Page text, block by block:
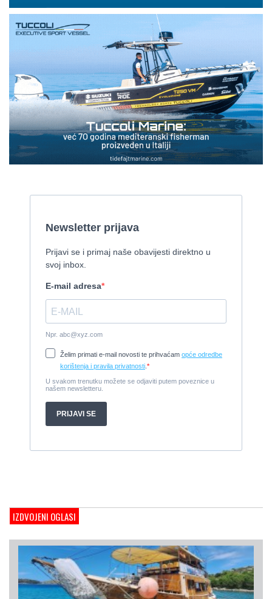
Gulet
2008, 27 x 7,50 m, Iveco Aifo 331 kW
1 EUR
Gulet Kadena
2000, 32 x 8 m, Cummins
Pirelli 770 EFB
2010, 8,46 x 3,12 m, Mercruiser 235,4 kw
Cijena:35.000 EUR
Prodaje se Gulet
Cijena:370.000 EUR
Tender Williams 325 TurboJet - sniženo!
2008, 325 x 1.7 m, weber 750
CIJENA
2008, 8,98 x 3 m, Yanmar 200kW - unutranji, diesel
Cijena:
Prodajem jedrilicu ELAN 31 S
1987, 10 m x 3.4 m m, Yanmar 2GM20
Cijena:27.000 EUR
Gulet Hera
Cijena:35 EUR
IZDVOJENI OGLASI